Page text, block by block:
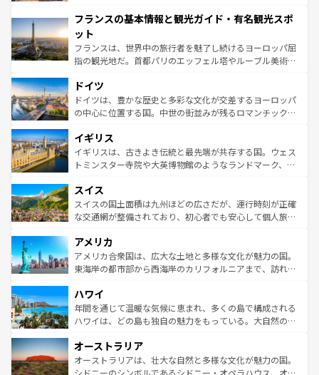
ませてくれるイタリアで、忘れられない旅をしてみよう！
なお、新着のイタリア情報は
しい。
文化が根付くこの国では、情熱的なフラメンコ、熱気あふ
れる闘牛、そして美味しいタパスが生活の一部となってい
る。首都マドリードの洗練された雰囲気や、バルセロナの
アートに溢れた街角から、地方では古代ローマ遺跡や中世
せる。地方によって風土や気候が異なるスペインはその個
性で訪れる人を魅了する。 なお、新着のスペイン情報は コ
ンテンツ一覧を参照してほしい。
フランスの基本情報と観光ガイド・有名観光スポ
ット
フランスは、世界中の旅行者を魅了し続けるヨーロッパ屈
指の観光地だ。首都パリのエッフェル塔やルーブル美術館
で、幅広い魅力が詰まっている。華麗な宮殿、歴史的な大
聖堂、美しいビーチ、そして豊かな自然が、訪れる者を心
から魅了する。また、フランスは美食の国としても知ら
いる。シャンパンの発祥地であるランス、プロヴァンスの
香り高いラベンダー畑など、多彩な楽しみ方が可能だ。さ
らに、パリ以外の地域にも魅力が溢れており、どの街角に
れる地方に足を運ぶとそれぞれで全く異なる文化を体験で
きるだろう。 なお、新着のフランス情報はコンテンツ一覧
を参照してほしい。
ドイツ
ドイツは、豊かな歴史と多彩な文化が交差するヨーロッパ
の中心に位置する国。中世の街並みが残るロマンチック街
顔を持つこの国は、どこを歩いても飽きることがない。ベ
ルリンの文化的活気、バイエルン州のアルプスの絶景、そ
してライン川沿いのワイン畑といった風景は必見。ビール
は、お酒好きな人にはぜひ体験してほしい。 なお、新着の
ドイツ情報はコンテンツ一覧を参照してほしい。
イギリス
イギリスは、古きよき伝統と最先端が共存する国。ウェス
トミンスター寺院や大英博物館のようなランドマーク、歴
リアごとに異なる魅力がある。また、優雅なアフタヌーン
ティー、ビール好きにはたまらない英国パブ、サッカー観
戦など、本場だからこそできる体験も豊富。イギリスを旅
ンツ一覧を参照してほしい。
スイス
スイスの国土面積は九州ほどの広さだが、運行時刻が正確
な交通網が整備されており、初心者でも安心して個人旅行
の建物がそのまま残る町や、スイスならではのユニークな
博物館もあり、アルプス観光だけでなく町歩きも満喫する
ことができる。国民の所得が高いため物価も高いが、旅行
ば市内交通費無料で観光を楽しむこともできる。 なお、新
着のスイス情報はコンテンツ一覧 を参照してほしい。
アメリカ
アメリカ合衆国は、広大な土地と多様な文化が魅力の国。
東海岸の都市部から西海岸のカリフォルニアまで、訪れる
のような巨大都市は、観光、ショッピング、エンターテイ
ンメントが詰まった刺激的なスポットだ。一方、アメリカ
西部には大自然が広がり、グランドキャニオンやイエロー
部のニューオーリンズでは、音楽と美食が融合した独特の
文化が魅力。旅行者はアメリカの各地域で異なる魅力を楽
しみながら、その多様性と豊かな歴史を感じることができ
ハワイ
年間を通じて温暖な気候に恵まれ、多くの島で構成される
ハワイは、どの島も独自の魅力をもっている。大自然の神
ワイ島は見逃せない。また、定番の観光地といえばオアフ
島だが、静かな自然を求めるならマウイ島やカウアイ島が
おすすめ。エメラルドグリーンに輝く海をはじめ、豊かな
オーストラリア
オーストラリアは、壮大な自然と多様な文化が魅力の国。
シドニーのシンボルであるシドニー・オペラハウス、オー